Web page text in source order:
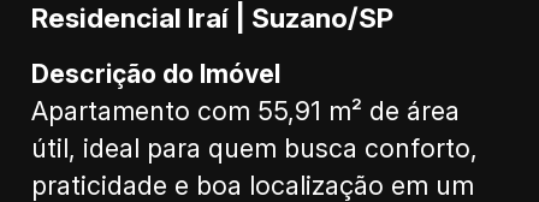
Residencial Iraí | Suzano/SP
Descrição do Imóvel
Apartamento com 55,91 m² de área
útil, ideal para quem busca conforto,
praticidade e boa localização em um